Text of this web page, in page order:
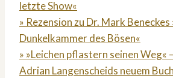
letzte Show«
» Rezension zu Dr. Mark
Dunkelkammer des Bösen«
» »Leichen pflastern seinen Weg«
Adrian Langenscheids neuem Buch